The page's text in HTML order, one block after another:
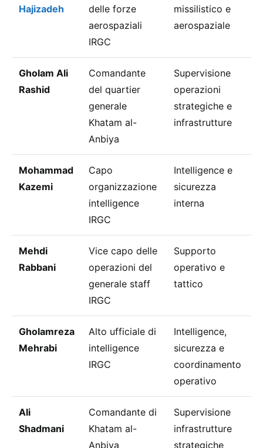
Hajizadeh
delle forze
aerospaziali
IRGC
missilistico e
aerospaziale
Gholam Ali
Rashid
Comandante
del quartier
generale
Khatam al-
Anbiya
Supervisione
operazioni
strategiche e
infrastrutture
Mohammad
Kazemi
Capo
organizzazione
intelligence
IRGC
Intelligence e
sicurezza
interna
Mehdi
Rabbani
Vice capo delle
operazioni del
generale staff
IRGC
Supporto
operativo e
tattico
Gholamreza
Mehrabi
Alto ufficiale di
intelligence
IRGC
Intelligence,
sicurezza e
coordinamento
operativo
Ali
Shadmani
Comandante di
Khatam al-
Anbiya
Supervisione
infrastrutture
strategiche